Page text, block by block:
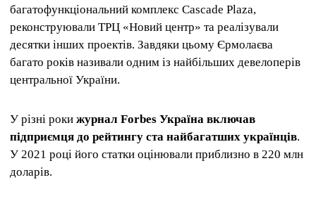
багатофункціональний комплекс Cascade Plaza,
реконструювали ТРЦ «Новий центр» та реалізували
десятки інших проектів. Завдяки цьому Єрмолаєва
багато років називали одним із найбільших девелоперів
центральної України.
У різні роки журнал Forbes Україна включав
підприємця до рейтингу ста найбагатших українців.
У 2021 році його статки оцінювали приблизно в 220 млн
доларів.